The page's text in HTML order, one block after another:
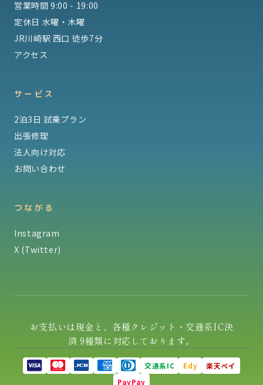
営業時間 9:00 - 19:00
定休日 水曜・木曜
JR川崎駅 西口 徒歩7分
アクセス
サービス
2泊3日 試乗プラン
出張修理
法人向け対応
お問い合わせ
つながる
Instagram
X (Twitter)
お支払いは現金と、各種クレジット・交通系IC決
済 9種類に対応しております。
交通系IC Edy
楽天ペイ
PayPay